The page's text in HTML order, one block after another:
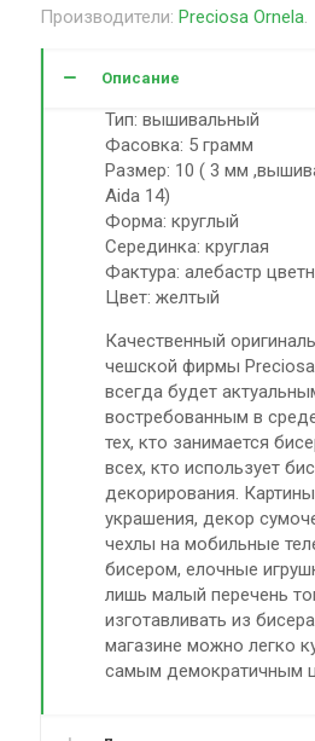
Производители: Preciosa Ornela.
Описание
Тип: вышивальный
Фасовка: 5 грамм
Размер: 10 ( 3 мм
Aida 14)
Форма: круглый
Серединка: круглая
Фактура: алебастр
Цвет: желтый
Качественный
чешской фирмы
всегда будет
востребованным в
тех, кто занимается
всех, кто использует
декорирования.
украшения, декор
чехлы на мобильные
бисером, елочные
лишь малый перечень
изготавливать из
магазине можно легко
самым демократичным